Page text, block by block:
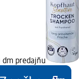
dm predajňu